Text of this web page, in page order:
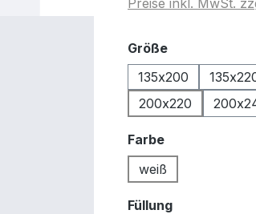
Größeauswählen
135x200
200x220
Farbeauswählen
weiß
Füllung